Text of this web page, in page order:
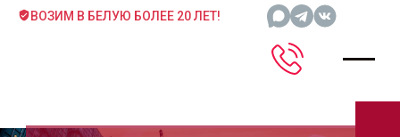
ВОЗИМ В БЕЛУЮ БОЛЕЕ 20 ЛЕТ!